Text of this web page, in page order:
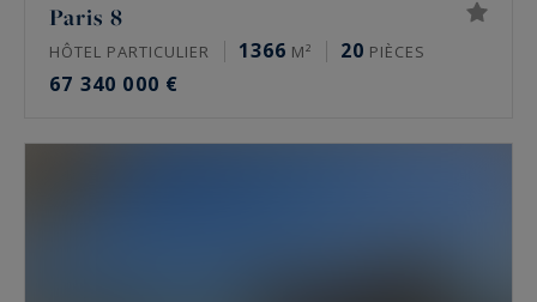
Paris 8
HÔTEL PARTICULIER 1366 M² 20 PIÈCES
67 340 000 €